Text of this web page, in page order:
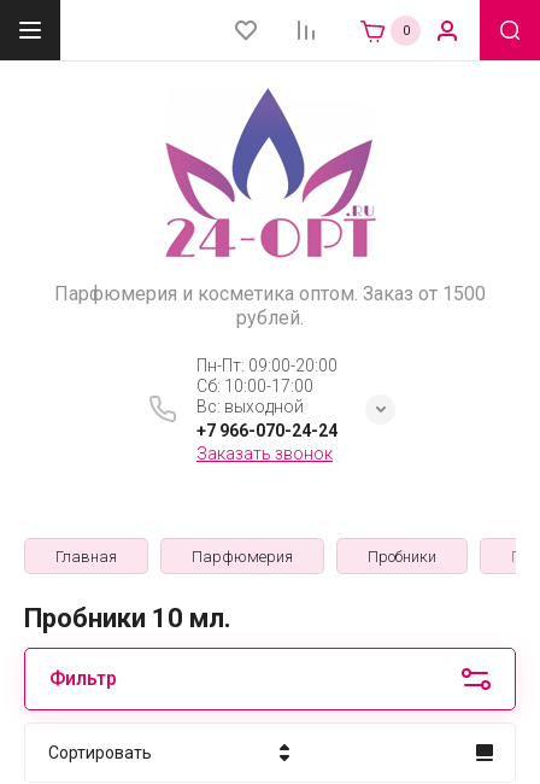
0
Парфюмерия и косметика оптом. Заказ от 1500
рублей.
Пн-Пт: 09:00-20:00
Сб: 10:00-17:00
Вс: выходной
+7 966-070-24-24
Заказать звонок
Главная Парфюмерия Пробники
Пробники 10 мл.
Фильтр
Сортировать